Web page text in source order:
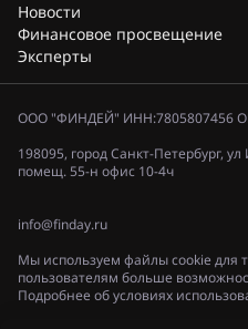
Новости
Финансовое просвещение
Эксперты
ООО "ФИНДЕЙ" ИНН:7805807456
198095, город Санкт-Петербург,
помещ. 55-н офис 10-4ч
info@finday.ru
Мы используем файлы cookie для
пользователям больше
Подробнее об условиях